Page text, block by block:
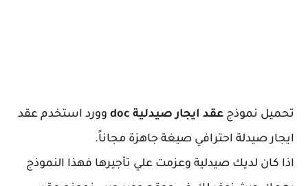
تحميل نموذج عقد ايجار صيدلية doc
وورد استخدم عقد
ايجار صيدلة احترافي صيغة جاهزة مجاناً.
اذا كان لديك صيدلية وعزمت علي تأجيرها فهذا النموذج